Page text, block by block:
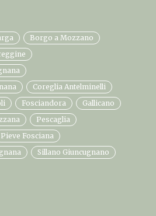
Borgo a Mozzano
Coreglia Antelminelli
Fosciandora
Gallicano
Pescaglia
Pieve Fosciana
Sillano Giuncugnano